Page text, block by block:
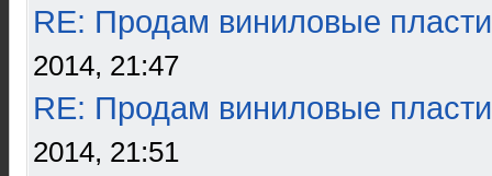
RE: Продам виниловые
2014, 21:47
RE: Продам виниловые
2014, 21:51